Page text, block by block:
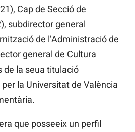
Cap de Secció de
subdirector general
de l’Administració de
general de Cultura
de la seua titulació
la Universitat de València
que posseeix un perfil